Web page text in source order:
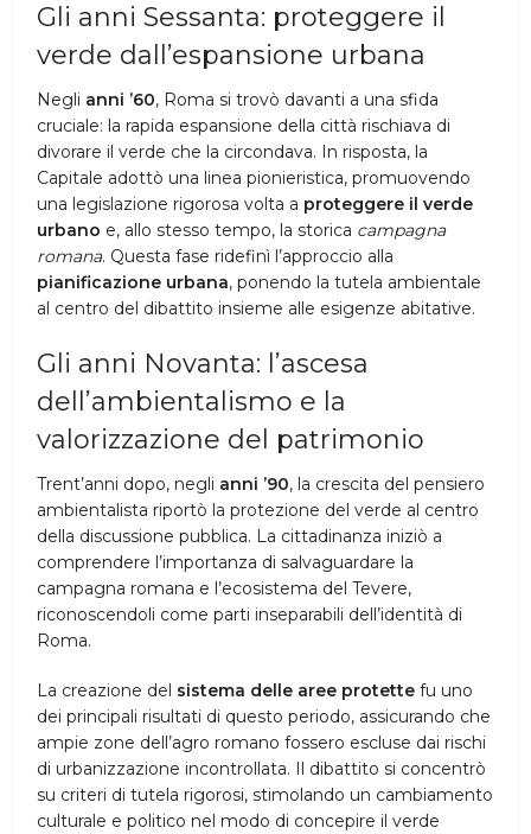
Gli anni Sessanta: proteggere il
verde dall’espansione urbana
Negli anni ’60, Roma si trovò davanti a una sfida
cruciale: la rapida espansione della città rischiava di
divorare il verde che la circondava. In risposta, la
Capitale adottò una linea pionieristica, promuovendo
una legislazione rigorosa volta a proteggere il verde
urbano e, allo stesso tempo, la storica campagna
romana. Questa fase ridefinì l’approccio alla
pianificazione urbana, ponendo la tutela ambientale
al centro del dibattito insieme alle esigenze abitative.
Gli anni Novanta: l’ascesa
dell’ambientalismo e la
valorizzazione del patrimonio
Trent’anni dopo, negli anni ’90, la crescita del pensiero
ambientalista riportò la protezione del verde al centro
della discussione pubblica. La cittadinanza iniziò a
comprendere l’importanza di salvaguardare la
campagna romana e l’ecosistema del Tevere,
riconoscendoli come parti inseparabili dell’identità di
Roma.
La creazione del sistema delle aree protette fu uno
dei principali risultati di questo periodo, assicurando che
ampie zone dell’agro romano fossero escluse dai rischi
di urbanizzazione incontrollata. Il dibattito si concentrò
su criteri di tutela rigorosi, stimolando un cambiamento
culturale e politico nel modo di concepire il verde